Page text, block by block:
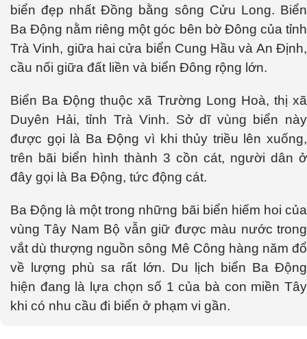
biển đẹp nhất Đồng bằng sông Cửu Long. Biển
Ba Động nằm riêng một góc bên bờ Đông của tỉnh
Trà Vinh, giữa hai cửa biển Cung Hầu và An Định,
cầu nối giữa đất liền và biển Đông rộng lớn.
Biển Ba Động thuộc xã Trường Long Hoà, thị xã
Duyên Hải, tỉnh Trà Vinh. Sở dĩ vùng biển này
được gọi là Ba Động vì khi thủy triều lên xuống,
trên bãi biển hình thành 3 cồn cát, người dân ở
đây gọi là Ba Động, tức động cát.
Ba Động là một trong những bãi biển hiếm hoi của
vùng Tây Nam Bộ vẫn giữ được màu nước trong
vắt dù thượng nguồn sông Mê Công hàng năm đổ
về lượng phù sa rất lớn. Du lịch biển Ba Động
hiện đang là lựa chọn số 1 của bà con miền Tây
khi có nhu cầu đi biển ở phạm vi gần.